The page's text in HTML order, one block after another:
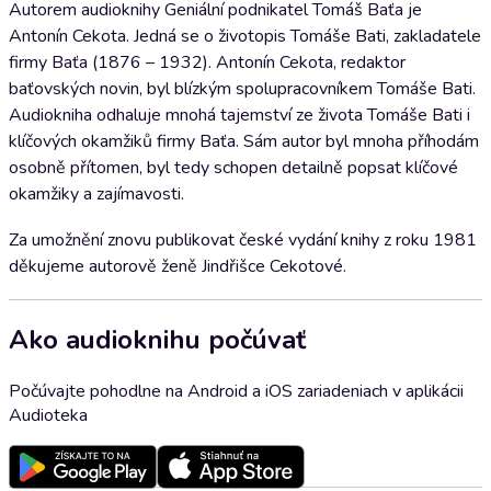
Autorem audioknihy Geniální podnikatel Tomáš Baťa je
Antonín Cekota. Jedná se o životopis Tomáše Bati, zakladatele
firmy Baťa (1876 – 1932). Antonín Cekota, redaktor
baťovských novin, byl blízkým spolupracovníkem Tomáše Bati.
Audiokniha odhaluje mnohá tajemství ze života Tomáše Bati i
klíčových okamžiků firmy Baťa. Sám autor byl mnoha příhodám
osobně přítomen, byl tedy schopen detailně popsat klíčové
okamžiky a zajímavosti.
Za umožnění znovu publikovat české vydání knihy z roku 1981
děkujeme autorově ženě Jindřišce Cekotové.
Ako audioknihu počúvať
Počúvajte pohodlne na Android a iOS zariadeniach v aplikácii
Audioteka